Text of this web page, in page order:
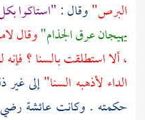
البرص"وقال :"استاكوا
يهيجان عرق الجذام"وقال
، ألا استطلقت بالسنا ؟ فإنه
الداء لأذهبه السنا"إلى غير
حكمته . وكانت عائشة رضي